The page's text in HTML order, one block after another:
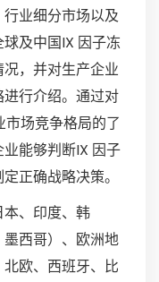
业细分市场以及
及中国IX 因子冻
，并对生产企业
行介绍。通过对
场竞争格局的了
能够判断IX 因子
正确战略决策。
、印度、韩
西哥）、欧洲地
欧、西班牙、比